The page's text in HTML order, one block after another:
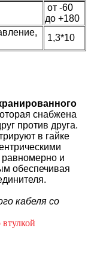
от -60
до +180
1,3*10
снабжена
против друга.
в гайке
равномерно и
обеспечивая
кабеля со